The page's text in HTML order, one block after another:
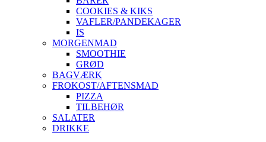
COOKIES & KIKS
VAFLER/PANDEKAGER
IS
MORGENMAD
SMOOTHIE
GRØD
BAGVÆRK
FROKOST/AFTENSMAD
PIZZA
TILBEHØR
SALATER
DRIKKE